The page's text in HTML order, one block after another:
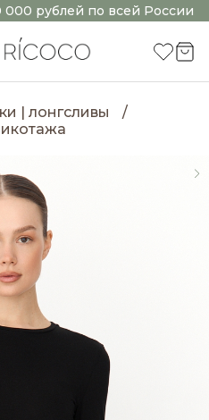
000 рублей по всей России
| лонгсливы